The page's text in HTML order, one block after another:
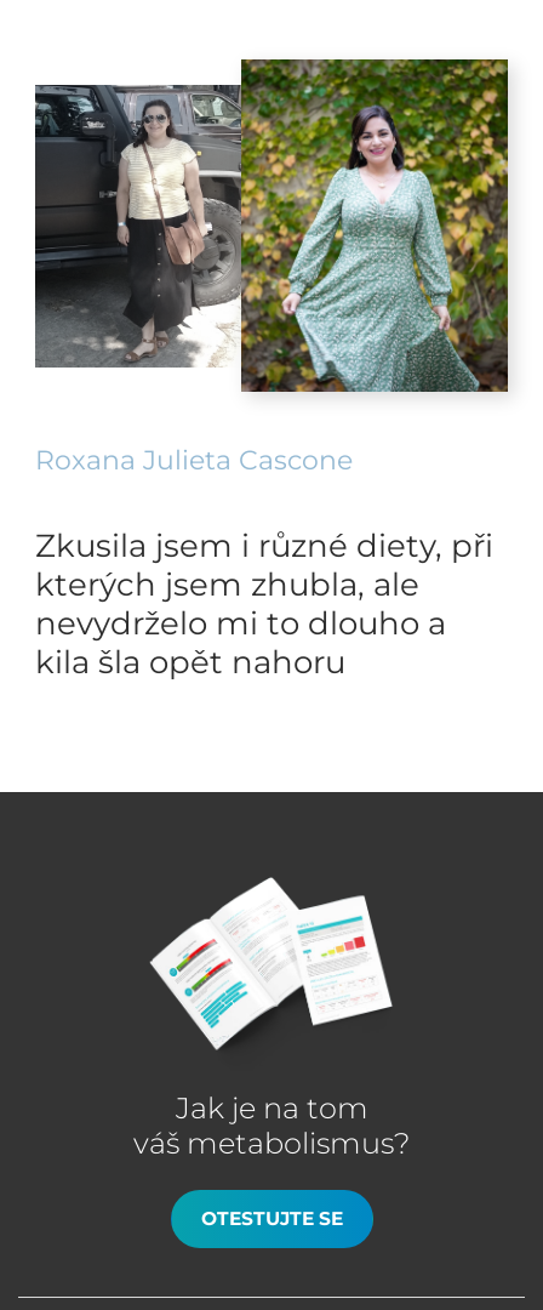
Roxana Julieta Cascone
Zkusila jsem i různé diety, při
kterých jsem zhubla, ale
nevydrželo mi to dlouho a
kila šla opět nahoru
Jak je na tom
váš metabolismus?
OTESTUJTE SE